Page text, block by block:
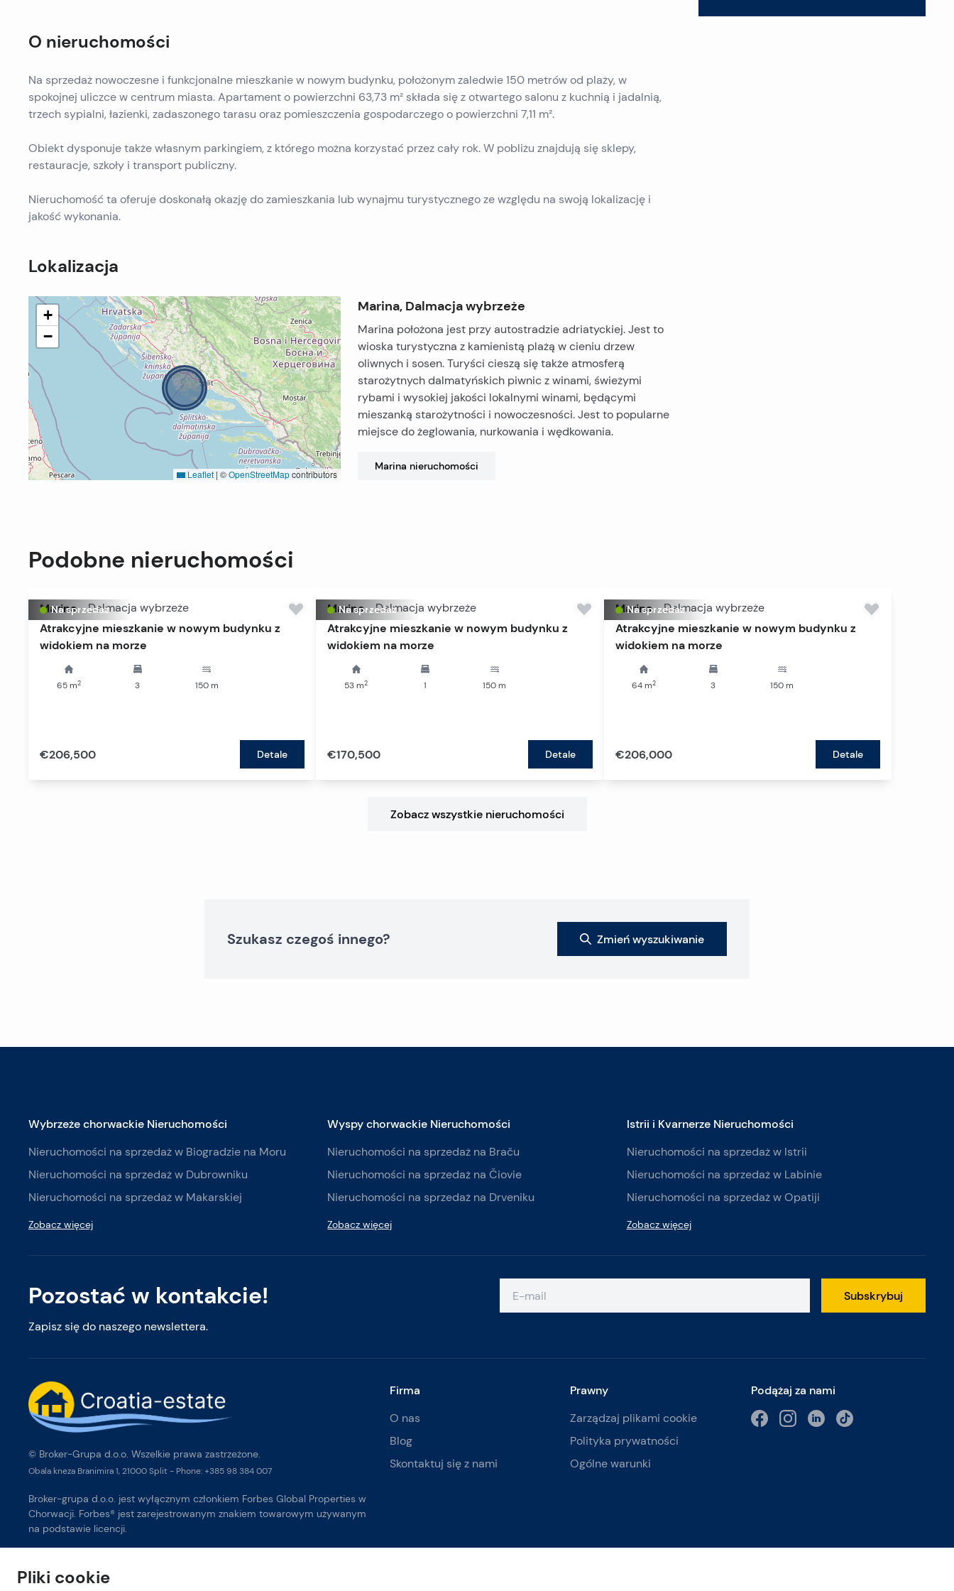
O nieruchomości
Na sprzedaż nowoczesne i funkcjonalne mieszkanie w nowym budynku, położonym zaledwie 150 metrów od plaży, w
spokojnej uliczce w centrum miasta. Apartament o powierzchni 63,73 m² składa się z otwartego salonu z kuchnią i jadalnią,
trzech sypialni, łazienki, zadaszonego tarasu oraz pomieszczenia gospodarczego o powierzchni 7,11 m².
Obiekt dysponuje także własnym parkingiem, z którego można korzystać przez cały rok. W pobliżu znajdują się sklepy,
restauracje, szkoły i transport publiczny.
Nieruchomość ta oferuje doskonałą okazję do zamieszkania lub wynajmu turystycznego ze względu na swoją lokalizację i
jakość wykonania.
Lokalizacja
+
−
Leaflet | ©OpenStreetMapcontributors
Marina, Dalmacja wybrzeże
Marina położona jest przy autostradzie adriatyckiej. Jest to
wioska turystyczna z kamienistą plażą w cieniu drzew
oliwnych i sosen. Turyści cieszą się także atmosferą
starożytnych dalmatyńskich piwnic z winami, świeżymi
rybami i wysokiej jakości lokalnymi winami, będącymi
mieszanką starożytności i nowoczesności. Jest to popularne
miejsce do żeglowania, nurkowania i wędkowania.
Marina nieruchomości
Podobne nieruchomości
Na sprzedaż
Marina - Dalmacja wybrzeże
Atrakcyjne mieszkanie w nowym budynku z
widokiem na morze
65m2 3 150m
€206,500 Detale
Na sprzedaż
Marina - Dalmacja wybrzeże
Atrakcyjne mieszkanie w nowym budynku z
widokiem na morze
53 m2 1 150 m
€170,500 Detale
Na sprzedaż
Marina - Dalmacja wybrzeże
Atrakcyjne mieszkanie w nowym budynku z
widokiem na morze
64 m2 3 150 m
€206,000 Detale
Zobacz wszystkie nieruchomości
Szukasz czegoś innego? Zmień wyszukiwanie
Pozostać w kontakcie!
Zapisz się do naszego newslettera.
Subskrybuj
Wybrzeże chorwackie Nieruchomości
Nieruchomości na sprzedaż w Biogradzie na Moru
Nieruchomości na sprzedaż w Dubrowniku
Nieruchomości na sprzedaż w Makarskiej
Zobacz więcej
Wyspy chorwackie Nieruchomości
Nieruchomości na sprzedaż na Braču
Nieruchomości na sprzedaż na Čiovie
Nieruchomości na sprzedaż na Drveniku
Zobacz więcej
Istrii i Kvarnerze Nieruchomości
Nieruchomości na sprzedaż w Istrii
Nieruchomości na sprzedaż w Labinie
Nieruchomości na sprzedaż w Opatiji
Zobacz więcej
Firma
O nas
Blog
Skontaktuj się z nami
Prawny
Zarządzaj plikami cookie
Polityka prywatności
Ogólne warunki
Podążaj za nami
© Broker-Grupa d.o.o. Wszelkie prawa zastrzeżone.
Obala kneza Branimira 1, 21000 Split - Phone: +385 98 384 007
Broker-grupa d.o.o. jest wyłącznym członkiem Forbes Global Properties w
Chorwacji. Forbes® jest zarejestrowanym znakiem towarowym używanym
na podstawie licencji.
Privacy Policy
and
Pliki cookie